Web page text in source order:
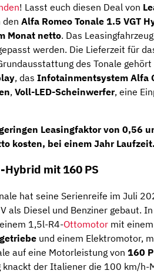
! Lasst euch diesen Deal von
den Alfa Romeo Tonale 1.5 VGT
Monat netto. Das
werden. Die Lieferzeit für
des Tonale gehört
, das Infotainmentsystem Alfa
, Voll-LED-Scheinwerfer, eine
Leasingfaktor von 0,56
kosten, bei einem Jahr Laufzeit.
mit 160 PS
hat seine Serienreife im Juli
als Diesel und Benziner gebaut.
1,5l-R4-Ottomotor mit
und einem Elektromotor,
auf eine Motorleistung von 160
knackt der Italiener die 100 km/h-